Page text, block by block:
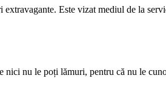
Este vizat mediul de la
nu le poți lămuri, pentru că nu le